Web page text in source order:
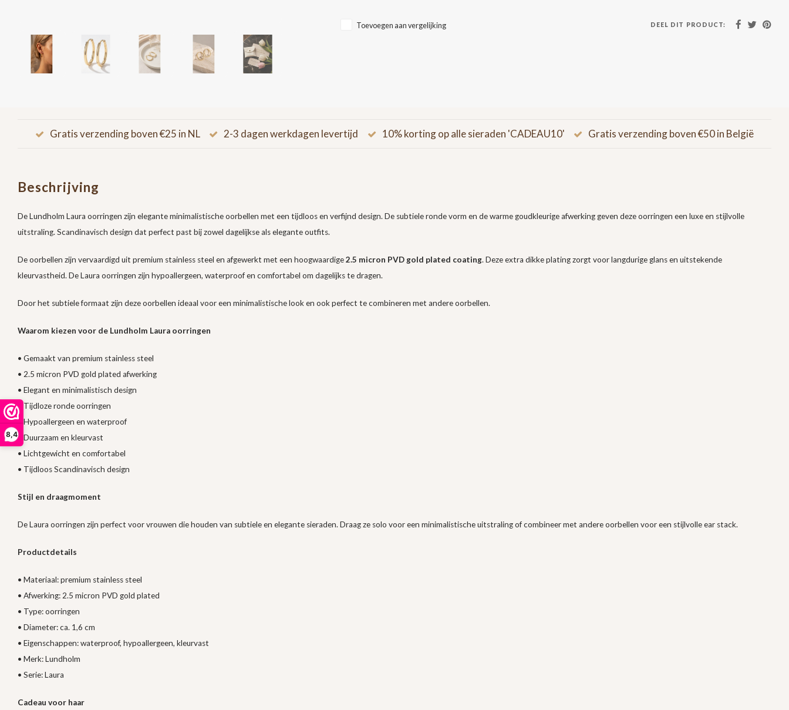
8,4
Toevoegen aan vergelijking DEEL DIT PRODUCT:
Gratis verzending boven €25 in NL 2-3 dagen werkdagen levertijd 10% korting op alle sieraden 'CADEAU10' Gratis verzending boven €50 in België
Beschrijving
De Lundholm Laura oorringen zijn elegante minimalistische oorbellen met een tijdloos en verfijnd design. De subtiele ronde vorm en de warme goudkleurige afwerking geven deze oorringen een luxe en stijlvolle
uitstraling. Scandinavisch design dat perfect past bij zowel dagelijkse als elegante outfits.
De oorbellen zijn vervaardigd uit premium stainless steel en afgewerkt met een hoogwaardige2.5 micron PVD gold plated coating. Deze extra dikke plating zorgt voor langdurige glans en uitstekende
kleurvastheid. De Laura oorringen zijn hypoallergeen, waterproof en comfortabel om dagelijks te dragen.
Door het subtiele formaat zijn deze oorbellen ideaal voor een minimalistische look en ook perfect te combineren met andere oorbellen.
Waarom kiezen voor de Lundholm Laura oorringen
• Gemaakt van premium stainless steel
• 2.5 micron PVD gold plated afwerking
• Elegant en minimalistisch design
• Tijdloze ronde oorringen
• Hypoallergeen en waterproof
• Duurzaam en kleurvast
• Lichtgewicht en comfortabel
• Tijdloos Scandinavisch design
Stijl en draagmoment
De Laura oorringen zijn perfect voor vrouwen die houden van subtiele en elegante sieraden. Draag ze solo voor een minimalistische uitstraling of combineer met andere oorbellen voor een stijlvolle ear stack.
Productdetails
• Materiaal: premium stainless steel
• Afwerking: 2.5 micron PVD gold plated
• Type: oorringen
• Diameter: ca. 1,6 cm
• Eigenschappen: waterproof, hypoallergeen, kleurvast
• Merk: Lundholm
• Serie: Laura
Cadeau voor haar